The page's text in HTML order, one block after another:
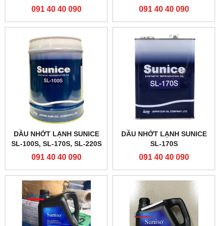
091 40 40 090 091 40 40 090
DẦU NHỚT LẠNH SUNICE
SL-100S, SL-170S, SL-220S
091 40 40 090
DẦU NHỚT LẠNH SUNICE
SL-170S
091 40 40 090